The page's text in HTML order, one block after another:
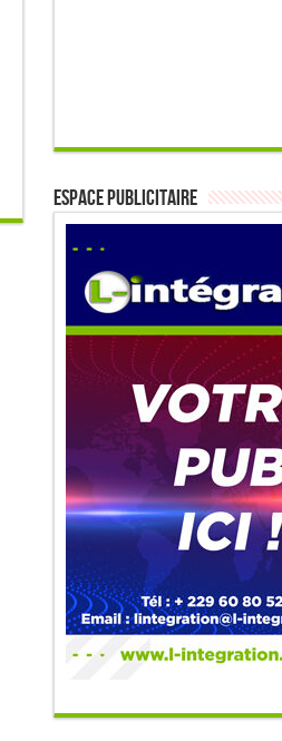
ESPACE PUBLICITAIRE